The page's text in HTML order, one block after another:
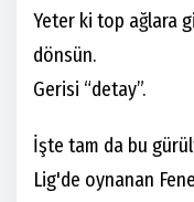
Yeter ki top ağlara
dönsün.
Gerisi “detay”.
İşte tam da bu
Lig'de oynanan